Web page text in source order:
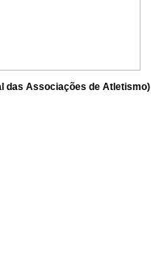
das Associações de Atletismo)